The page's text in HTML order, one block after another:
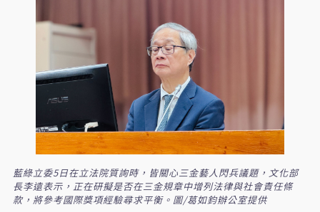
藍綠立委5日在立法院質詢時，皆關心三金藝人閃兵議題，文化部
長李遠表示，正在研擬是否在三金規章中增列法律與社會責任條
款，將參考國際獎項經驗尋求平衡。圖/葛如鈞辦公室提供